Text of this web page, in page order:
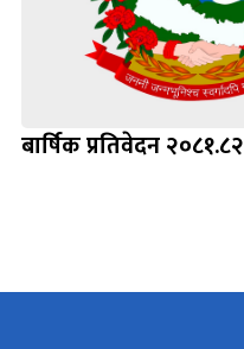
बार्षिक प्रतिवेदन